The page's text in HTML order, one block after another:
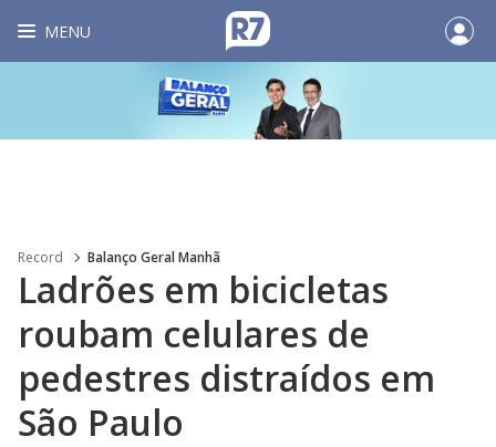
MENU
Record Balanço Geral Manhã
Ladrões em bicicletas
roubam celulares de
pedestres distraídos em
São Paulo